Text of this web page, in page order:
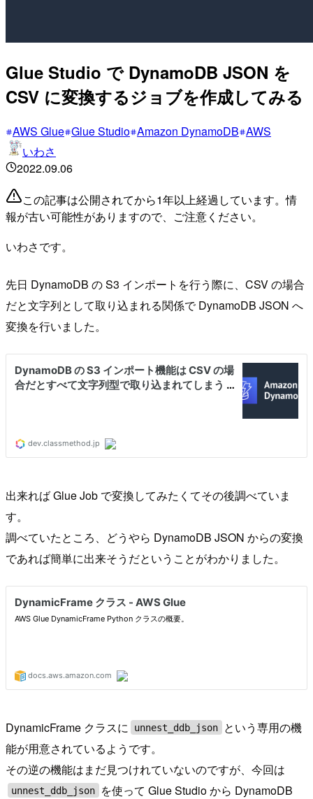
Glue Studio で DynamoDB JSON を
CSV に変換するジョブを作成してみる
AWS Glue Glue Studio Amazon DynamoDB AWS
いわさ
2022.09.06
この記事は公開されてから1年以上経過しています。情
報が古い可能性がありますので、ご注意ください。
いわさです。
先日 DynamoDB の S3 インポートを行う際に、CSV の場合
だと文字列として取り込まれる関係で DynamoDB JSON へ
変換を行いました。
出来れば Glue Job で変換してみたくてその後調べていま
す。
調べていたところ、どうやら DynamoDB JSON からの変換
であれば簡単に出来そうだということがわかりました。
DynamicFrame クラスに unnest_ddb_json
という専用の機
能が用意されているようです。
その逆の機能はまだ見つけれていないのですが、今回は
unnest_ddb_json
を使って Glue Studio から DynamoDB